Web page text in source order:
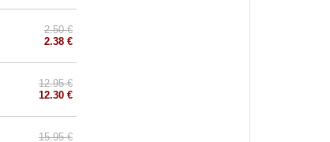
2.50 €
2.38 €
12.95 €
12.30 €
15.95 €